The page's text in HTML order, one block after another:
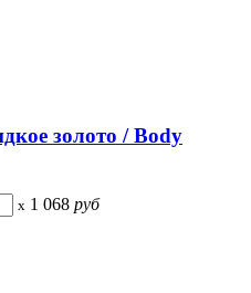
золото / Body
x 1 068 руб